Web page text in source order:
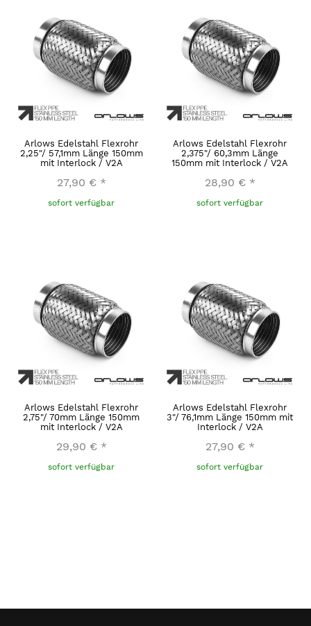
Arlows Edelstahl Flexrohr
2,25"/ 57,1mm Länge 150mm
mit Interlock / V2A
27,90 € *
sofort verfügbar
Arlows Edelstahl Flexrohr
2,375"/ 60,3mm Länge
150mm mit Interlock / V2A
28,90 € *
sofort verfügbar
Arlows Edelstahl Flexrohr
2,75"/ 70mm Länge 150mm
mit Interlock / V2A
29,90 € *
sofort verfügbar
Arlows Edelstahl Flexrohr
3"/ 76,1mm Länge 150mm mit
Interlock / V2A
27,90 € *
sofort verfügbar